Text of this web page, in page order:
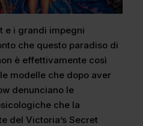
e i grandi impegni
che questo paradiso di
è effettivamente così
modelle che dopo aver
denunciano le
che la
del Victoria’s Secret